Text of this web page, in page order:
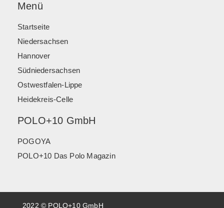
Menü
Startseite
Niedersachsen
Hannover
Südniedersachsen
Ostwestfalen-Lippe
Heidekreis-Celle
POLO+10 GmbH
POGOYA
POLO+10 Das Polo Magazin
2022 © POLO+10 GmbH